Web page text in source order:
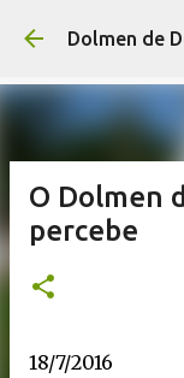
Dolmen de
O Dolmen
percebe
18/7/2016